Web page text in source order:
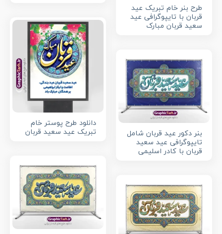
طرح بنر خام تبریک عید
قربان با تایپوگرافی عید
سعید قربان مبارک
دانلود طرح پوستر خام
تبریک عید سعید قربان
بنر دکور عید قربان شامل
تایپوگرافی عید سعید
قربان با کادر اسلیمی